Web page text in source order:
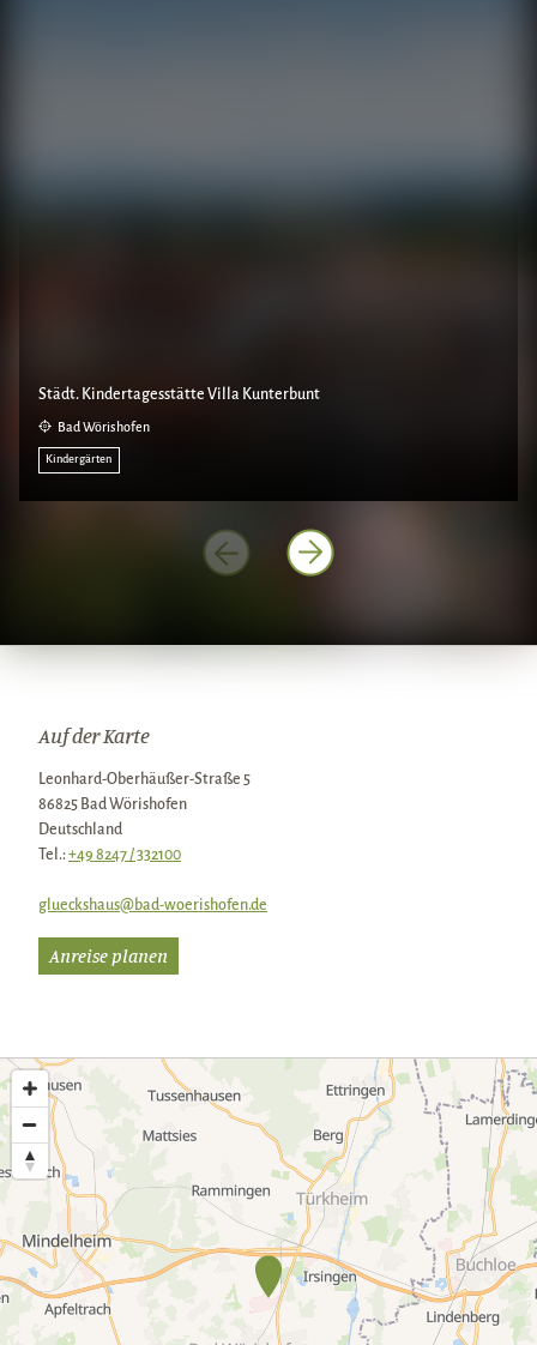
Städt. Kindertagesstätte Villa Kunterbunt
Bad Wörishofen
Kindergärten
Auf der Karte
Leonhard-Oberhäußer-Straße 5
86825 Bad Wörishofen
Deutschland
Tel.:+49 8247 / 332100
glueckshaus@bad-woerishofen.de
Anreise planen